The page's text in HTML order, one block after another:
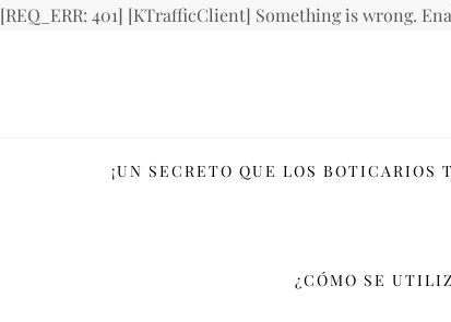
[REQ_ERR: 401] [KTrafficClient] Something is wrong.
¡UN SECRETO QUE LOS
¿CÓMO SE